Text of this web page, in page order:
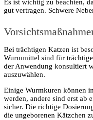
Es ist wichtig zu beachten,
gut vertragen. Schwere
Bei trächtigen Katzen ist
Wurmmittel sind für
der Anwendung konsultiert
auszuwählen.
Einige Wurmkuren können
werden, andere sind erst ab
sicher. Die richtige
die ungeborenen Kätzchen